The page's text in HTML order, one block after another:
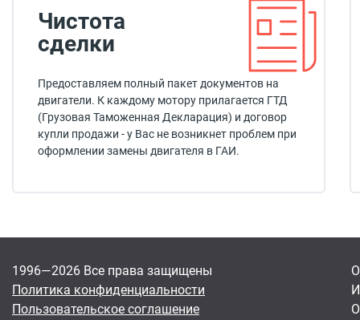
Чистота
сделки
Предоставляем полный пакет документов на
двигатели. К каждому мотору прилагается ГТД
(Грузовая Таможенная Декларация) и договор
купли продажи - у Вас не возникнет проблем при
оформлении замены двигателя в ГАИ.
1996—2026 Все права защищены
Политика конфиденциальности
Пользовательское соглашение